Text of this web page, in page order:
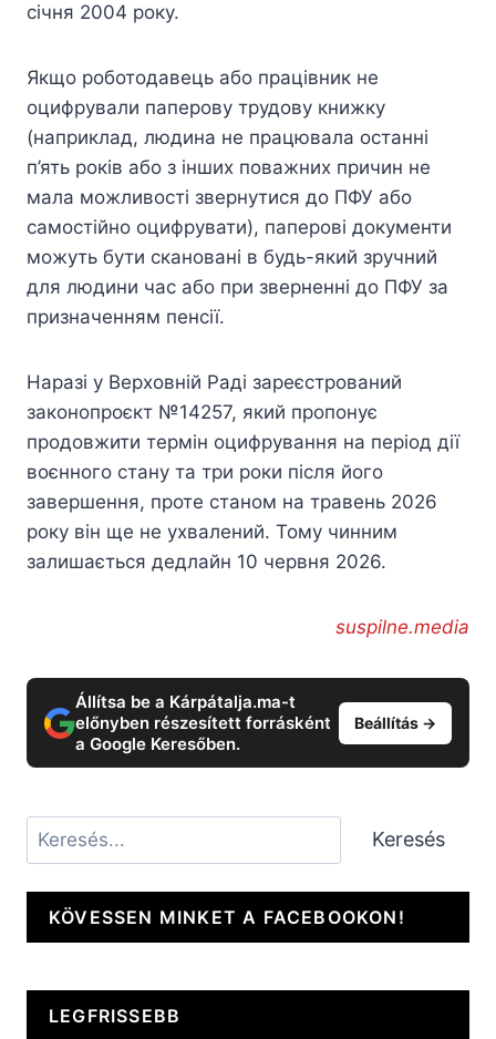
січня 2004 року.
Якщо роботодавець або працівник не
оцифрували паперову трудову книжку
(наприклад, людина не працювала останні
п’ять років або з інших поважних причин не
мала можливості звернутися до ПФУ або
самостійно оцифрувати), паперові документи
можуть бути скановані в будь-який зручний
для людини час або при зверненні до ПФУ за
призначенням пенсії.
Наразі у Верховній Раді зареєстрований
законопроєкт №14257, який пропонує
продовжити термін оцифрування на період дії
воєнного стану та три роки після його
завершення, проте станом на травень 2026
року він ще не ухвалений. Тому чинним
залишається дедлайн 10 червня 2026.
suspilne.media
Állítsa be a Kárpátalja.ma-t
előnyben részesített forrásként
a Google Keresőben.
Beállítás →
Keresés Keresés
KÖVESSEN MINKET A FACEBOOKON!
LEGFRISSEBB